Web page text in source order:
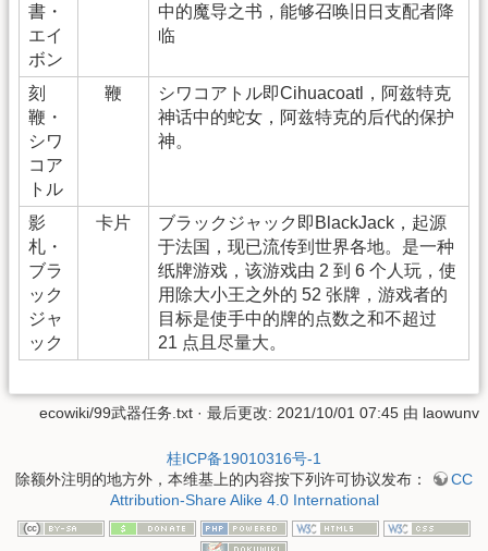
書・
エイ
ボン
中的魔导之书，能够召唤旧日支配者降
临
刻
鞭・
シワ
コア
トル
鞭
シワコアトル即Cihuacoatl，阿兹特克
神话中的蛇女，阿兹特克的后代的保护
神。
影
札・
ブラ
ック
ジャ
ック
卡片
ブラックジャック即BlackJack，起源
于法国，现已流传到世界各地。是一种
纸牌游戏，该游戏由 2 到 6 个人玩，使
用除大小王之外的 52 张牌，游戏者的
目标是使手中的牌的点数之和不超过
21 点且尽量大。
ecowiki/99武器任务.txt · 最后更改: 2021/10/01 07:45 由 laowunv
桂ICP备19010316号-1
除额外注明的地方外，本维基上的内容按下列许可协议发布：
CC
Attribution-Share Alike 4.0 International